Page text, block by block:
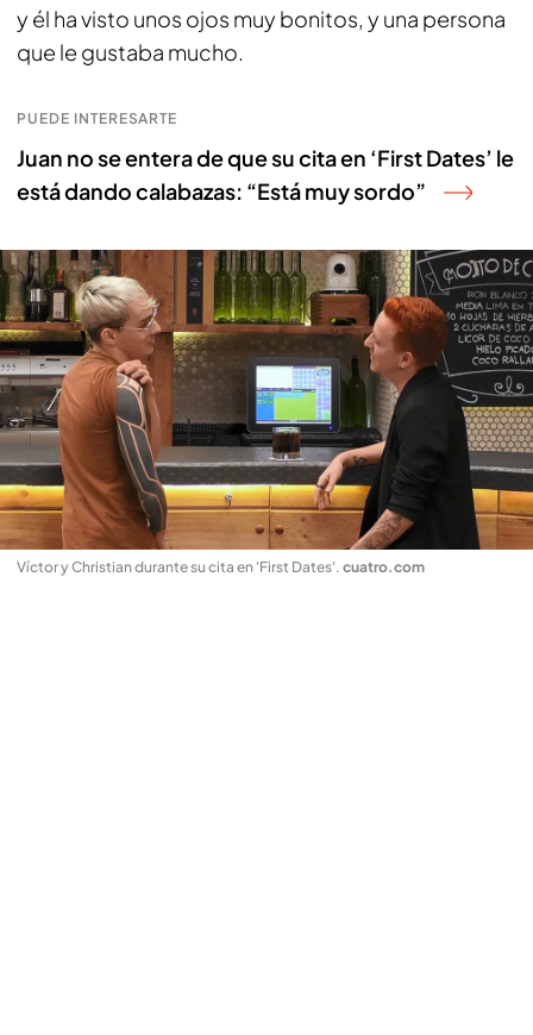
y él ha visto unos ojos muy bonitos, y una persona
que le gustaba mucho.
PUEDE INTERESARTE
Juan no se entera de que su cita en ‘First Dates’ le
está dando calabazas: “Está muy sordo”
Víctor y Christian durante su cita en 'First Dates'. cuatro.com